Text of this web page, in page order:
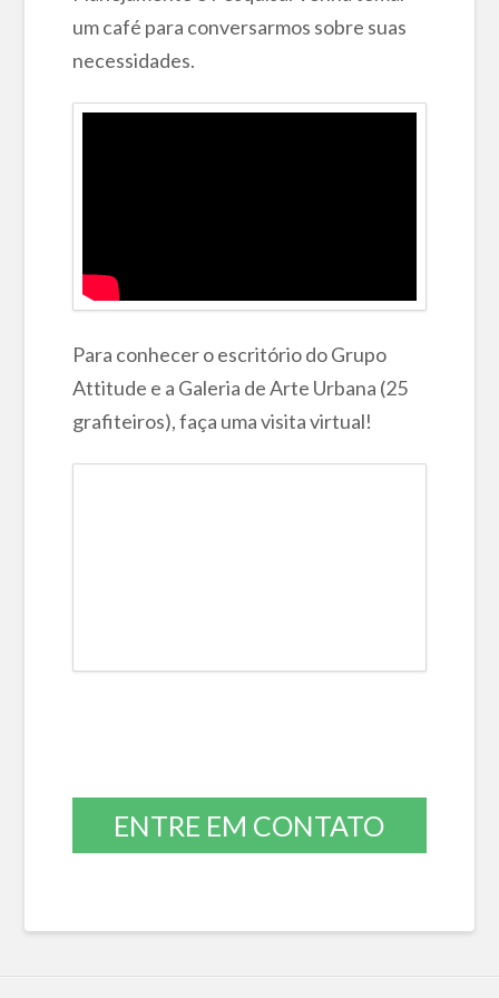
um café para conversarmos sobre suas
necessidades.
Para conhecer o escritório do Grupo
Attitude e a Galeria de Arte Urbana (25
grafiteiros), faça uma visita virtual!
ENTRE EM CONTATO